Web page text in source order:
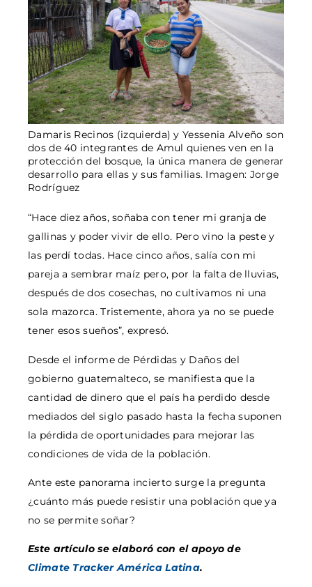
Damaris Recinos (izquierda) y Yessenia Alveño son
dos de 40 integrantes de Amul quienes ven en la
protección del bosque, la única manera de generar
desarrollo para ellas y sus familias. Imagen: Jorge
Rodríguez
“Hace diez años, soñaba con tener mi granja de
gallinas y poder vivir de ello. Pero vino la peste y
las perdí todas. Hace cinco años, salía con mi
pareja a sembrar maíz pero, por la falta de lluvias,
después de dos cosechas, no cultivamos ni una
sola mazorca. Tristemente, ahora ya no se puede
tener esos sueños”, expresó.
Desde el informe de Pérdidas y Daños del
gobierno guatemalteco, se manifiesta que la
cantidad de dinero que el país ha perdido desde
mediados del siglo pasado hasta la fecha suponen
la pérdida de oportunidades para mejorar las
condiciones de vida de la población.
Ante este panorama incierto surge la pregunta
¿cuánto más puede resistir una población que ya
no se permite soñar?
Este artículo se elaboró con el apoyo de
Climate Tracker América Latina.